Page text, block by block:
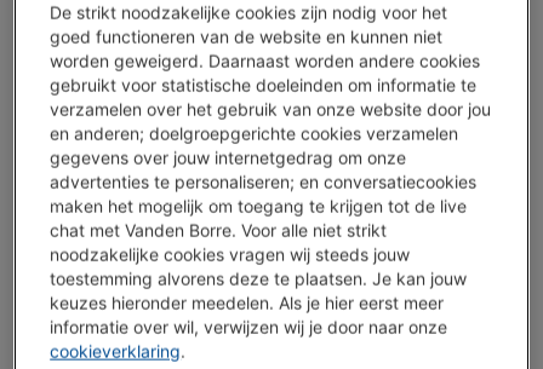
Beperkt beschikbaar
De strikt noodzakelijke cookies zijn nodig voor het
goed functioneren van de website en kunnen niet
worden geweigerd. Daarnaast worden andere cookies
gebruikt voor statistische doeleinden om informatie te
verzamelen over het gebruik van onze website door jou
en anderen; doelgroepgerichte cookies verzamelen
gegevens over jouw internetgedrag om onze
advertenties te personaliseren; en conversatiecookies
maken het mogelijk om toegang te krijgen tot de live
chat met Vanden Borre. Voor alle niet strikt
noodzakelijke cookies vragen wij steeds jouw
toestemming alvorens deze te plaatsen. Je kan jouw
keuzes hieronder meedelen. Als je hier eerst meer
informatie over wil, verwijzen wij je door naar onze
cookieverklaring.